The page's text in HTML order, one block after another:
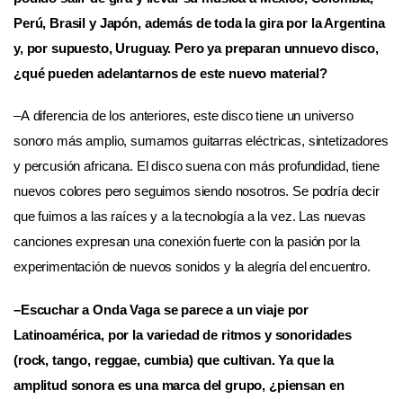
Perú, Brasil y Japón, además de toda la gira por la Argentina
y, por supuesto, Uruguay. Pero ya preparan unnuevo disco,
¿qué pueden adelantarnos de este nuevo material?
–A diferencia de los anteriores, este disco tiene un universo
sonoro más amplio, sumamos guitarras eléctricas, sintetizadores
y percusión africana. El disco suena con más profundidad, tiene
nuevos colores pero seguimos siendo nosotros. Se podría decir
que fuimos a las raíces y a la tecnología a la vez. Las nuevas
canciones expresan una conexión fuerte con la pasión por la
experimentación de nuevos sonidos y la alegría del encuentro.
–Escuchar a Onda Vaga se parece a un viaje por
Latinoamérica, por la variedad de ritmos y sonoridades
(rock, tango, reggae, cumbia) que cultivan. Ya que la
amplitud sonora es una marca del grupo, ¿piensan en